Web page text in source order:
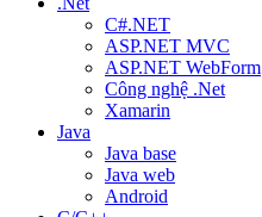
C#.NET
ASP.NET MVC
ASP.NET WebForm
Công nghệ .Net
Xamarin
Java
Java base
Java web
Android